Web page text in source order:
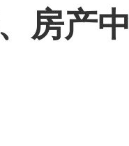
房产中